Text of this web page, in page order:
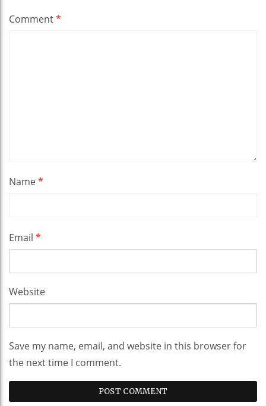
Comment*
Name*
Email *
Website
Save my name, email, and website in this browser for
the next time I comment.